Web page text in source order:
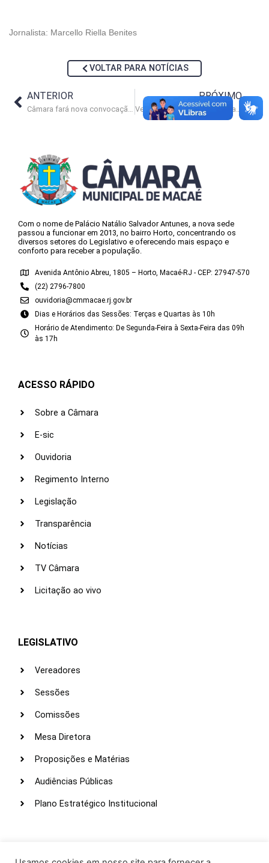
Jornalista: Marcello Riella Benites
VOLTAR PARA NOTÍCIAS
ANTERIOR
Câmara fará nova convocação para posse de suplente
PRÓXIMO
Vereadores cobram melhorias na rede elétrica da Região Serrana
Com o nome de Palácio Natálio Salvador Antunes, a nova sede
passou a funcionar em 2013, no bairro Horto, concentrando os
diversos setores do Legislativo e oferecendo mais espaço e
conforto para receber a população.
Avenida Antônio Abreu, 1805 – Horto, Macaé-RJ - CEP: 27947-570
(22) 2796-7800
ouvidoria@cmmacae.rj.gov.br
Dias e Horários das Sessões: Terças e Quartas às 10h
Horário de Atendimento: De Segunda-Feira à Sexta-Feira das 09h
às 17h
ACESSO RÁPIDO
Sobre a Câmara
E-sic
Ouvidoria
Regimento Interno
Legislação
Transparência
Notícias
TV Câmara
Licitação ao vivo
LEGISLATIVO
Vereadores
Sessões
Comissões
Mesa Diretora
Proposições e Matérias
Audiências Públicas
Plano Estratégico Institucional
Webmail